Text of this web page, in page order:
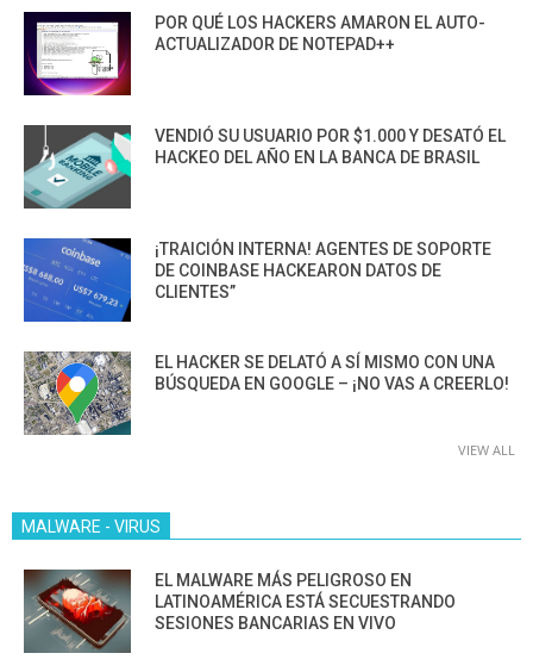
POR QUÉ LOS HACKERS AMARON EL AUTO-
ACTUALIZADOR DE NOTEPAD++
VENDIÓ SU USUARIO POR $1.000 Y DESATÓ EL
HACKEO DEL AÑO EN LA BANCA DE BRASIL
¡TRAICIÓN INTERNA! AGENTES DE SOPORTE
DE COINBASE HACKEARON DATOS DE
CLIENTES”
EL HACKER SE DELATÓ A SÍ MISMO CON UNA
BÚSQUEDA EN GOOGLE – ¡NO VAS A CREERLO!
VIEW ALL
MALWARE - VIRUS
EL MALWARE MÁS PELIGROSO EN
LATINOAMÉRICA ESTÁ SECUESTRANDO
SESIONES BANCARIAS EN VIVO